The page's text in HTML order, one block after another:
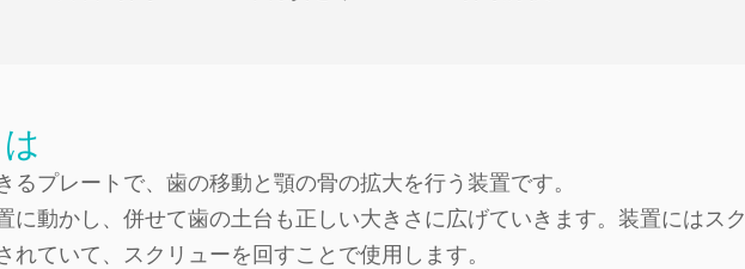
るプレートで、歯の移動と顎の骨の拡大を行う装置です。
に動かし、併せて歯の土台も正しい大きさに広げていきます。装置にはスク
れていて、スクリューを回すことで使用します。